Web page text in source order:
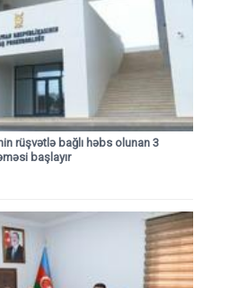
rüşvətlə bağlı həbs olunan 3
başlayır